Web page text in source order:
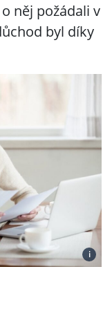
něj požádali v
byl díky
i